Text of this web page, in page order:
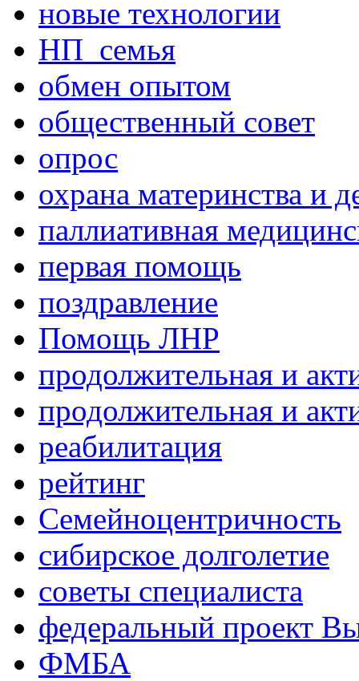
новые технологии
НП_семья
обмен опытом
общественный совет
опрос
охрана материнства и
паллиативная
первая помощь
поздравление
Помощь ЛНР
продолжительная и
продолжительная и
реабилитация
рейтинг
Семейноцентричность
сибирское долголетие
советы специалиста
федеральный проект
ФМБА